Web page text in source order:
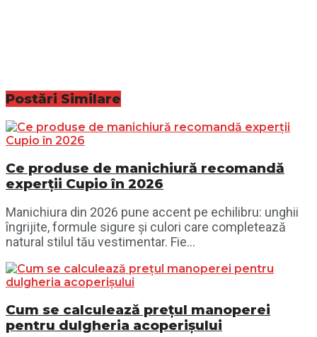
Postări Similare
Ce produse de manichiură recomandă
experții Cupio în 2026
Manichiura din 2026 pune accent pe echilibru: unghii
îngrijite, formule sigure și culori care completează
natural stilul tău vestimentar. Fie...
Cum se calculează prețul manoperei
pentru dulgheria acoperișului